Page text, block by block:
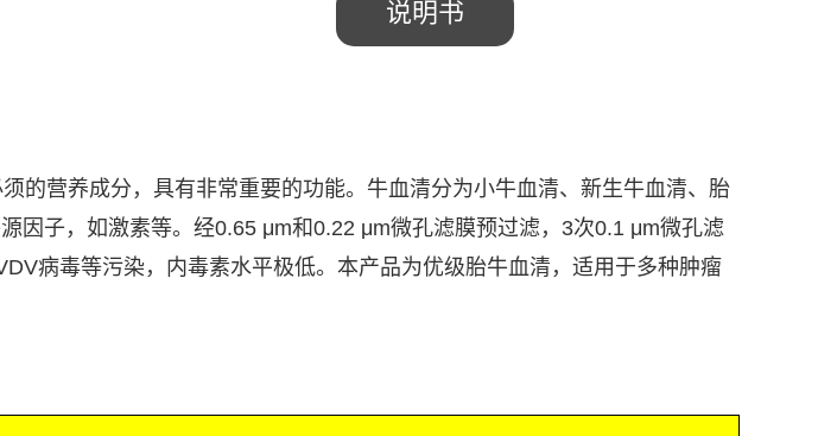
说明书
营养成分，具有非常重要的功能。牛血清分为小牛血清、新生牛血清、胎
因子，如激素等。经0.65 μm和0.22 μm微孔滤膜预过滤， 3次0.1 μm微孔滤
病毒等污染，内毒素水平极低。本产品为优级胎牛血清，适用于多种肿瘤